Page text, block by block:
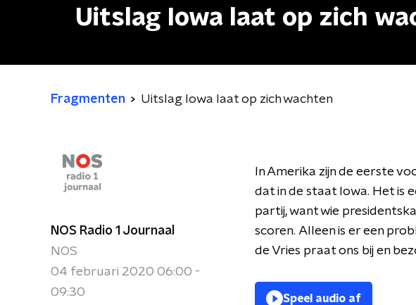
Uitslag Iowa laat op zich
Fragmenten Uitslag Iowa laat op zich wachten
NOS Radio 1 Journaal
NOS
04 februari 2020 06:00 -
09:30
In Amerika zijn de eerste
dat in de staat Iowa. Het is
partij, want wie
scoren. Alleen is er een
de Vries praat ons bij en
Speel audio af